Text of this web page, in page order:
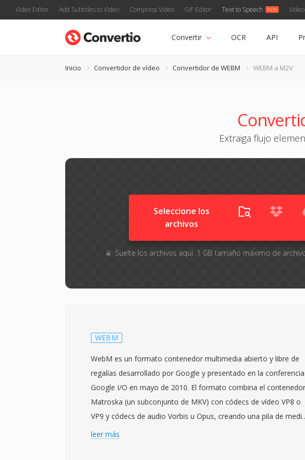
Video Editor Add Subtitles to Video Compress Video GIF Editor Text to Speech
Convertir OCR API
Inicio Convertidor de vídeo Convertidor de WEBM WEBM a M2V
Extraiga flujo
Seleccione los
archivos
Suelte los archivos aquí. 1 GB tamaño máximo de
WEBM
WebM es un formato contenedor multimedia abierto y libre de
regalías desarrollado por Google y presentado en la conferencia
Google I/O en mayo de 2010. El formato combina el contenedor
Matroska (un subconjunto de MKV) con códecs de vídeo VP8 o
VP9 y códecs de audio Vorbis u Opus, creando una pila de
completamente abierta diseñada específicamente para uso web.
leer más